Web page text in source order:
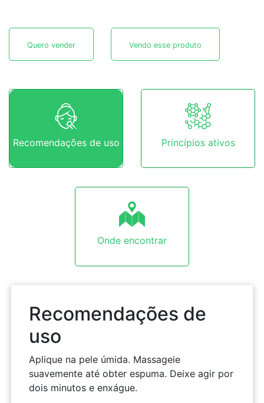
Quero vender Vendo esse produto
Recomendações de uso Princípios ativos
Onde encontrar
Recomendações de
uso
Aplique na pele úmida. Massageie
suavemente até obter espuma. Deixe agir por
dois minutos e enxágue.